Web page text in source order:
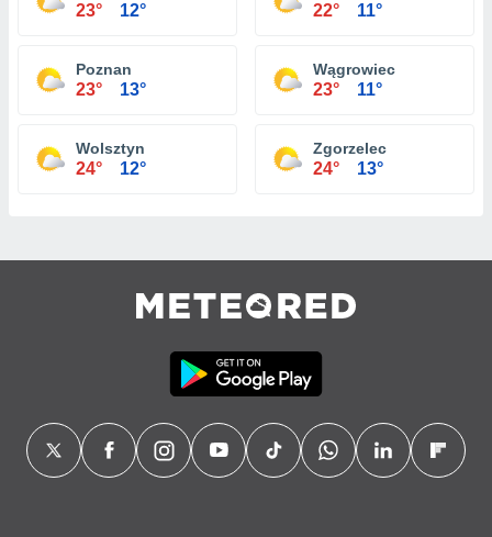
23° 12° 22° 11°
Poznan
23° 13°
Wągrowiec
23° 11°
Wolsztyn
24° 12°
Zgorzelec
24° 13°